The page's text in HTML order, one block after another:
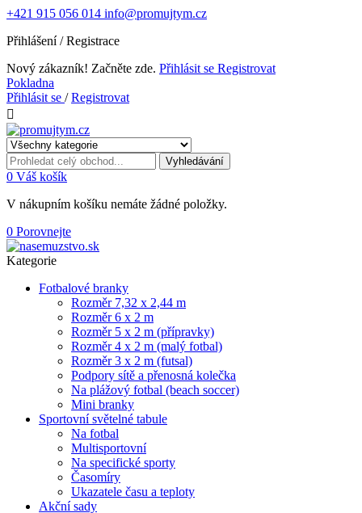
+421 915 056 014 info@promujtym.cz
Přihlášení / Registrace
Nový zákazník! Začněte zde. Přihlásit se Registrovat
Pokladna
Přihlásit se /Registrovat

Vyhledávání
0 Váš košík
V nákupním košíku nemáte žádné položky.
0 Porovnejte
Kategorie
Fotbalové branky
Rozměr 7,32 x 2,44 m
Rozměr 6 x 2 m
Rozměr 5 x 2 m (přípravky)
Rozměr 4 x 2 m (malý fotbal)
Rozměr 3 x 2 m (futsal)
Podpory sítě a přenosná kolečka
Na plážový fotbal (beach soccer)
Mini branky
Sportovní světelné tabule
Na fotbal
Multisportovní
Na specifické sporty
Časomíry
Ukazatele času a teploty
Akční sady